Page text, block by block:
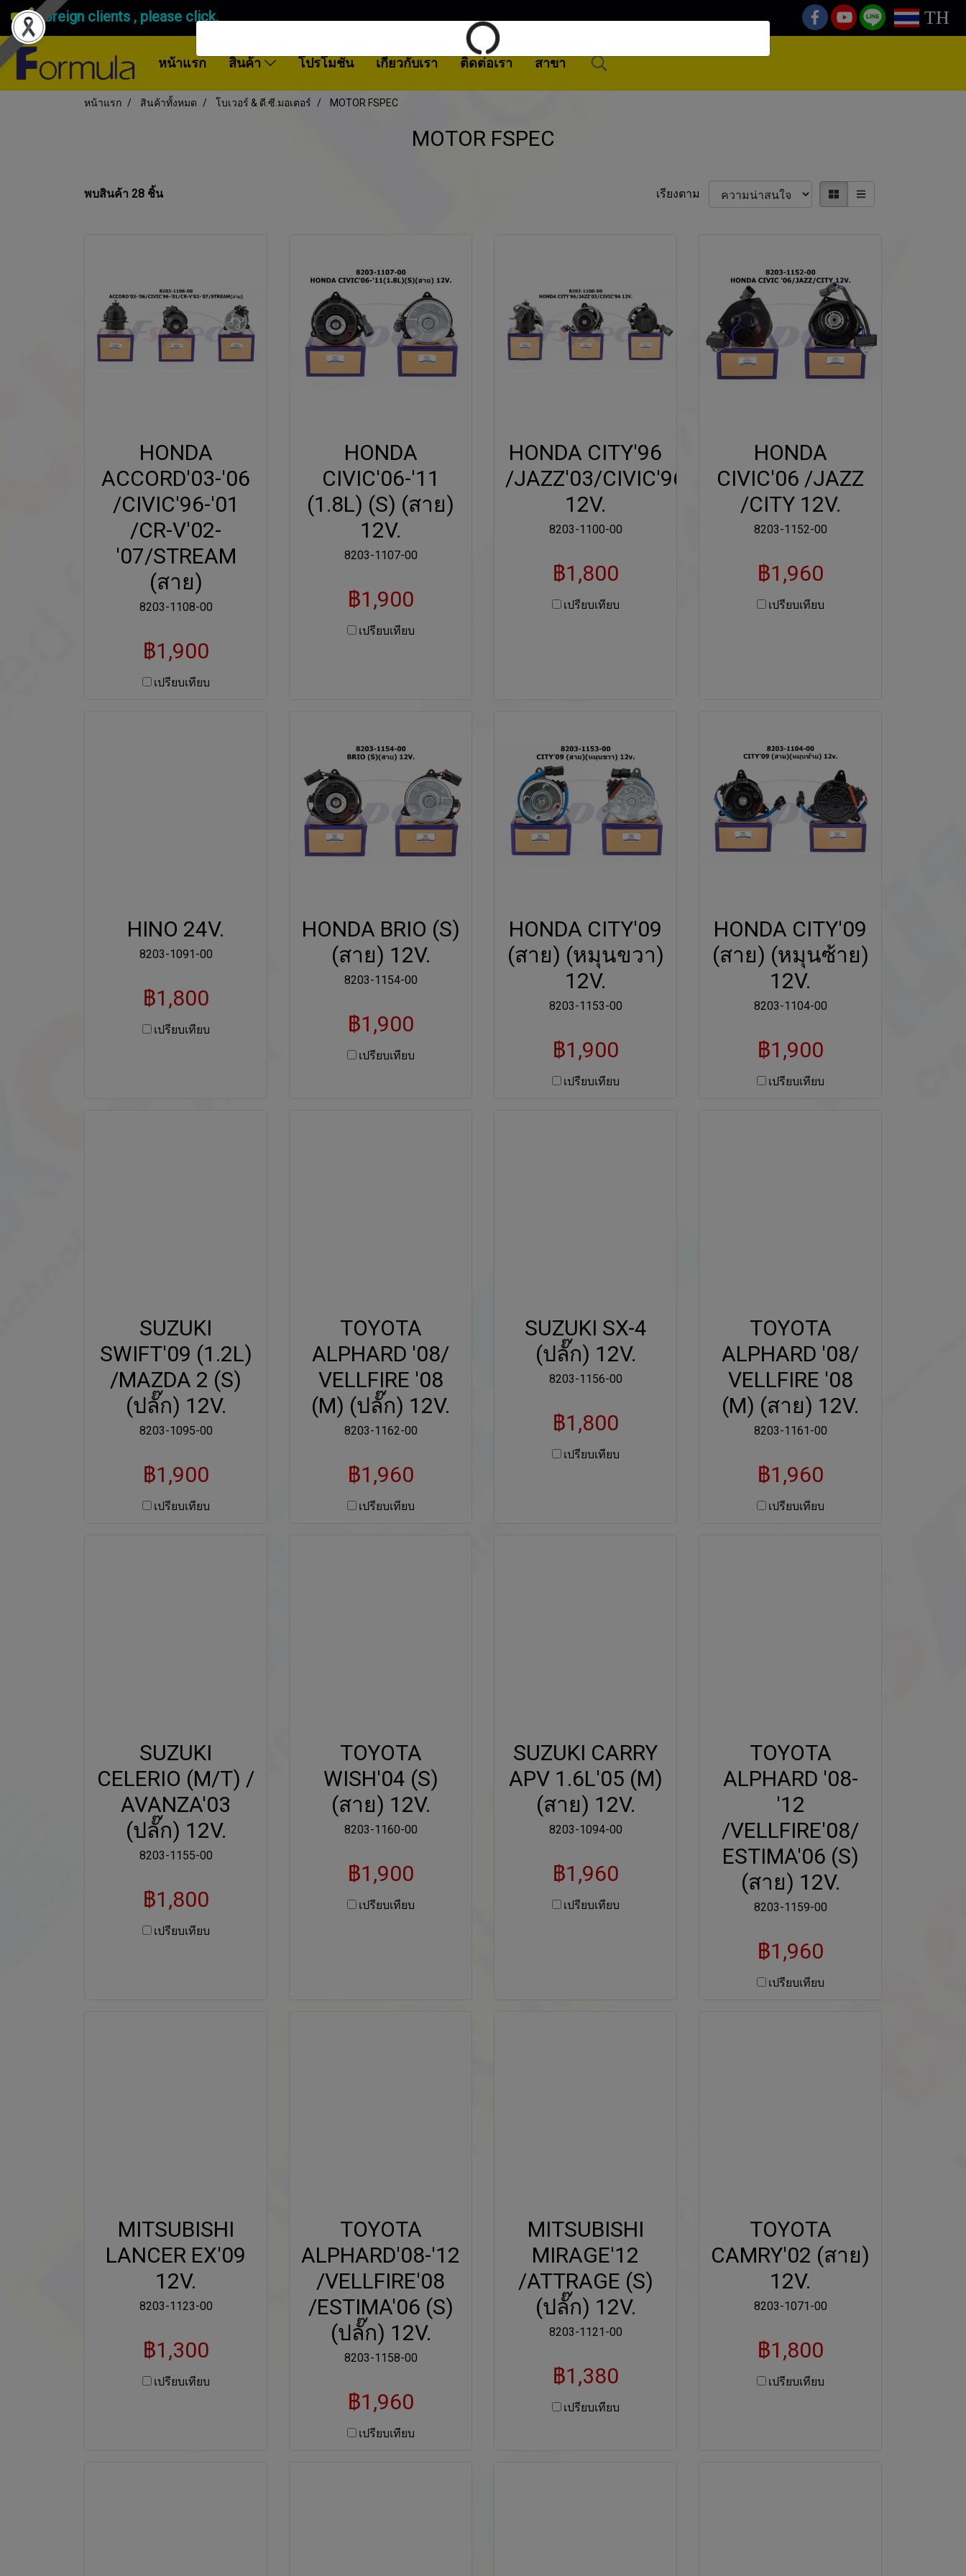
Foreign clients , please click. TH
หน้าแรก สินค้า โปรโมชั่น เกี่ยวกับเรา ติดต่อเรา สาขา
หน้าแรก สินค้าทั้งหมด โบเวอร์ & ดี.ซี.มอเตอร์ MOTOR FSPEC
MOTOR FSPEC
พบสินค้า 28 ชิ้น เรียงตาม
HONDA
ACCORD'03-'06
/CIVIC'96-'01
/CR-V'02-
'07/STREAM
(สาย)
8203-1108-00
฿1,900
เปรียบเทียบ
HONDA
CIVIC'06-'11
(1.8L) (S) (สาย)
12V.
8203-1107-00
฿1,900
เปรียบเทียบ
HONDA CITY'96
/JAZZ'03/CIVIC'96
12V.
8203-1100-00
฿1,800
เปรียบเทียบ
HONDA
CIVIC'06 /JAZZ
/CITY 12V.
8203-1152-00
฿1,960
เปรียบเทียบ
HINO 24V.
8203-1091-00
฿1,800
เปรียบเทียบ
HONDA BRIO (S)
(สาย) 12V.
8203-1154-00
฿1,900
เปรียบเทียบ
HONDA CITY'09
(สาย) (หมุนขวา)
12V.
8203-1153-00
฿1,900
เปรียบเทียบ
HONDA CITY'09
(สาย) (หมุนซ้าย)
12V.
8203-1104-00
฿1,900
เปรียบเทียบ
SUZUKI
SWIFT'09 (1.2L)
/MAZDA 2 (S)
(ปลั๊ก) 12V.
8203-1095-00
฿1,900
เปรียบเทียบ
TOYOTA
ALPHARD '08/
VELLFIRE '08
(M) (ปลั๊ก) 12V.
8203-1162-00
฿1,960
เปรียบเทียบ
SUZUKI SX-4
(ปลั๊ก) 12V.
8203-1156-00
฿1,800
เปรียบเทียบ
TOYOTA
ALPHARD '08/
VELLFIRE '08
(M) (สาย) 12V.
8203-1161-00
฿1,960
เปรียบเทียบ
SUZUKI
CELERIO (M/T) /
AVANZA'03
(ปลั๊ก) 12V.
8203-1155-00
฿1,800
เปรียบเทียบ
TOYOTA
WISH'04 (S)
(สาย) 12V.
8203-1160-00
฿1,900
เปรียบเทียบ
SUZUKI CARRY
APV 1.6L'05 (M)
(สาย) 12V.
8203-1094-00
฿1,960
เปรียบเทียบ
TOYOTA
ALPHARD '08-
'12
/VELLFIRE'08/
ESTIMA'06 (S)
(สาย) 12V.
8203-1159-00
฿1,960
เปรียบเทียบ
MITSUBISHI
LANCER EX'09
12V.
8203-1123-00
฿1,300
เปรียบเทียบ
TOYOTA
ALPHARD'08-'12
/VELLFIRE'08
/ESTIMA'06 (S)
(ปลั๊ก) 12V.
8203-1158-00
฿1,960
เปรียบเทียบ
MITSUBISHI
MIRAGE'12
/ATTRAGE (S)
(ปลั๊ก) 12V.
8203-1121-00
฿1,380
เปรียบเทียบ
TOYOTA
CAMRY'02 (สาย)
12V.
8203-1071-00
฿1,800
เปรียบเทียบ